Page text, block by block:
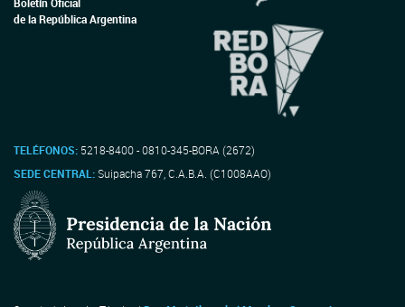
de la República Argentina
TELÉFONOS: 5218-8400 - 0810-345-BORA (2672)
SEDE CENTRAL:Suipacha 767, C.A.B.A. (C1008AAO)